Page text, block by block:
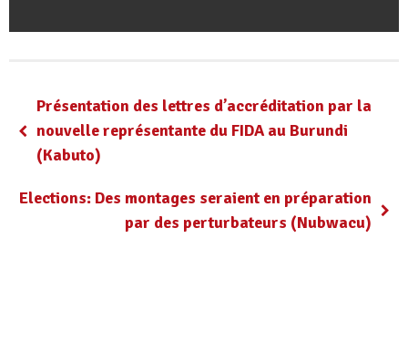
Présentation des lettres d’accréditation par la
nouvelle représentante du FIDA au Burundi
(Kabuto)
Elections: Des montages seraient en préparation
par des perturbateurs (Nubwacu)